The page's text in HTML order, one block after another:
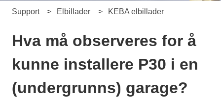
Support Elbillader KEBA elbillader
Hva må observeres for å
kunne installere P30 i en
(undergrunns) garage?